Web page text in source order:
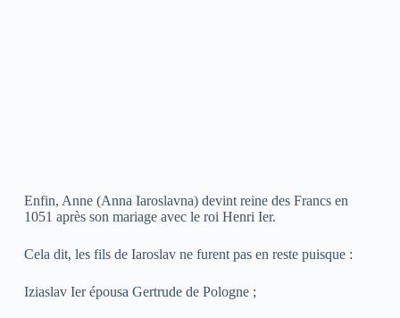
Enfin, Anne (Anna Iaroslavna) devint reine des Francs en
1051 après son mariage avec le roi Henri Ier.
Cela dit, les fils de Iaroslav ne furent pas en reste puisque :
Iziaslav Ier épousa Gertrude de Pologne ;